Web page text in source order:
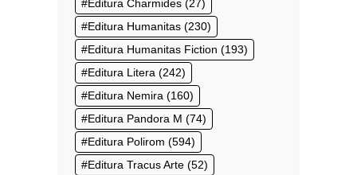
Editura Charmides (27)
Editura Humanitas (230)
Editura Humanitas Fiction (193)
Editura Litera (242)
Editura Nemira (160)
Editura Pandora M (74)
Editura Polirom (594)
Editura Tracus Arte (52)